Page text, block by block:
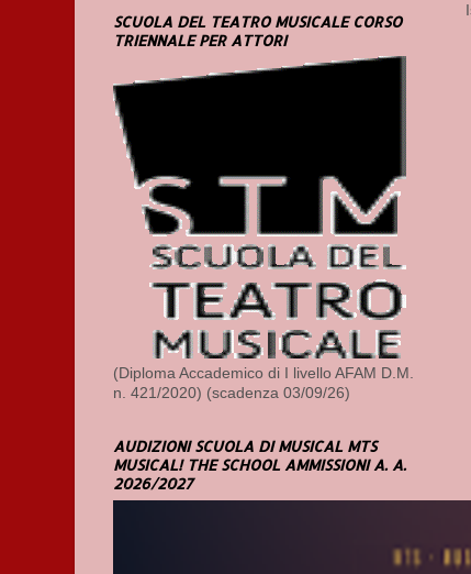
SCUOLA DEL TEATRO MUSICALE CORSO
TRIENNALE PER ATTORI
(Diploma Accademico di I livello AFAM D.M.
n. 421/2020) (scadenza 03/09/26)
AUDIZIONI SCUOLA DI MUSICAL MTS
MUSICAL! THE SCHOOL AMMISSIONI A. A.
2026/2027